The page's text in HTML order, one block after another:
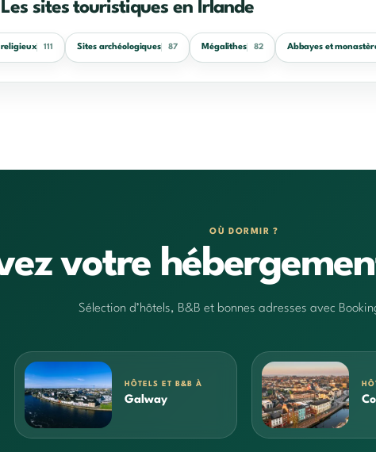
sites touristiques en Irlande
religieux 111 Sites archéologiques 87 Mégalithes 82 Abbayes et
OÙ DORMIR ?
votre
Sélection d’hôtels, B&B et bonnes adresses avec
HÔTELS ET B&B À
Galway